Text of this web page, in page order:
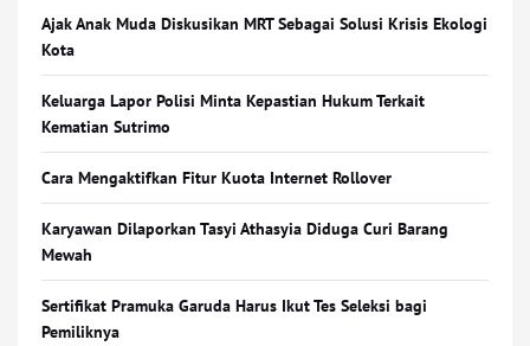
Ajak Anak Muda Diskusikan MRT Sebagai Solusi Krisis Ekologi
Kota
Keluarga Lapor Polisi Minta Kepastian Hukum Terkait
Kematian Sutrimo
Cara Mengaktifkan Fitur Kuota Internet Rollover
Karyawan Dilaporkan Tasyi Athasyia Diduga Curi Barang
Mewah
Sertifikat Pramuka Garuda Harus Ikut Tes Seleksi bagi
Pemiliknya